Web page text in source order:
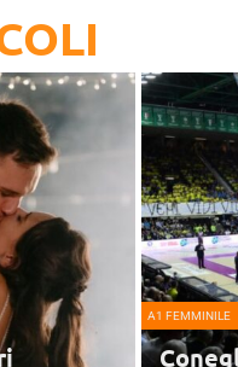
A1 FEMMINILE